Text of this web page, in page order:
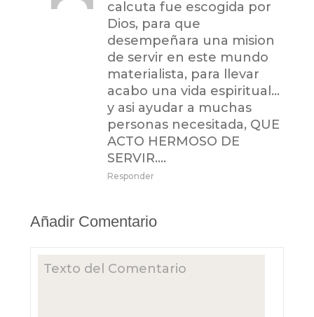
calcuta fue escogida por
Dios, para que
desempeñara una mision
de servir en este mundo
materialista, para llevar
acabo una vida espiritual…
y asi ayudar a muchas
personas necesitada, QUE
ACTO HERMOSO DE
SERVIR….
Responder
Añadir Comentario